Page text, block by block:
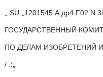
„„SU„„1201545 А др4 F02 N
ГОСУДАРСТВЕННЫЙ
ПО ДЕЛАМ ИЗОБРЕТЕНИЙ
/ .:„